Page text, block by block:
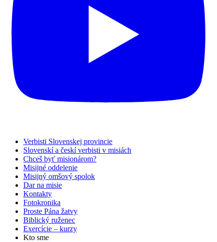
Verbisti Slovenskej provincie
Slovenskí a českí verbisti v misiách
Chceš byť misionárom?
Misijné oddelenie
Misijný omšový spolok
Dar na misie
Kontakty
Fotokronika
Proste Pána žatvy
Biblický ruženec
Exercície – kurzy
Kto sme